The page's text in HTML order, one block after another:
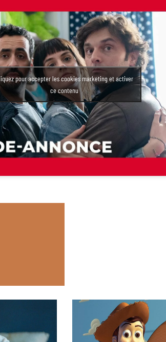
pour accepter les cookies marketing et activer
ce contenu